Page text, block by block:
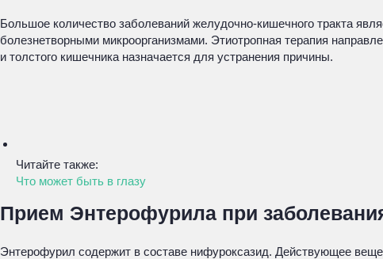
Большое количество заболеваний желудочно-кишечного тракта
болезнетворными микроорганизмами. Этиотропная терапия
и толстого кишечника назначается для устранения причины.
Читайте также:
Что может быть в глазу
Прием Энтерофурила при
Энтерофурил содержит в составе нифуроксазид. Действующее